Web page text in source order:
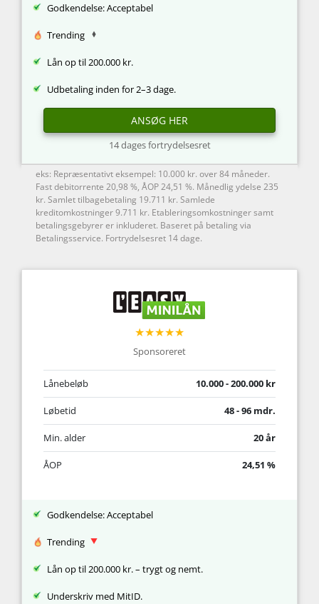
Godkendelse: Acceptabel
Trending
Lån op til 200.000 kr.
Udbetaling inden for 2–3 dage.
ANSØG HER
14 dages fortrydelsesret
eks: Repræsentativt eksempel: 10.000 kr. over 84 måneder.
Fast debitorrente 20,98 %, ÅOP 24,51 %. Månedlig ydelse 235
kr. Samlet tilbagebetaling 19.711 kr. Samlede
kreditomkostninger 9.711 kr. Etableringsomkostninger samt
betalingsgebyrer er inkluderet. Baseret på betaling via
Betalingsservice. Fortrydelsesret 14 dage.
★★★★★
Sponsoreret
Lånebeløb 10.000 - 200.000 kr
Løbetid 48 - 96 mdr.
Min. alder 20 år
ÅOP 24,51 %
Godkendelse: Acceptabel
Trending
Lån op til 200.000 kr. – trygt og nemt.
Underskriv med MitID.